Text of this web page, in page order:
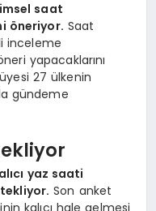
saat
öneriyor. Saat
inceleme
yapacaklarını
27 ülkenin
gündeme
yaz saati
Son anket